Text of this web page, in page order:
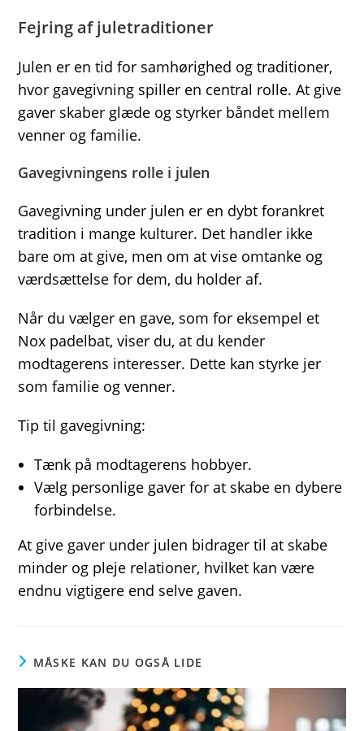
Fejring af juletraditioner
Julen er en tid for samhørighed og traditioner,
hvor gavegivning spiller en central rolle. At give
gaver skaber glæde og styrker båndet mellem
venner og familie.
Gavegivningens rolle i julen
Gavegivning under julen er en dybt forankret
tradition i mange kulturer. Det handler ikke
bare om at give, men om at vise omtanke og
værdsættelse for dem, du holder af.
Når du vælger en gave, som for eksempel et
Nox padelbat, viser du, at du kender
modtagerens interesser. Dette kan styrke jer
som familie og venner.
Tip til gavegivning:
Tænk på modtagerens hobbyer.
Vælg personlige gaver for at skabe en dybere
forbindelse.
At give gaver under julen bidrager til at skabe
minder og pleje relationer, hvilket kan være
endnu vigtigere end selve gaven.
MÅSKE KAN DU OGSÅ LIDE